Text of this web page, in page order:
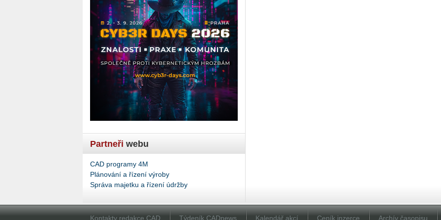
Partneři webu
CAD programy 4M
Plánování a řízení výroby
Správa majetku a řízení údržby
Kontakty redakce CAD Týdeník CADnews Kalendář akcí Ceník inzerce Archív časopisu